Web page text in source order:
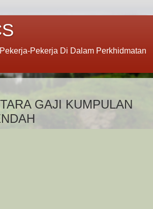
Pekerja Di Dalam Perkhidmatan
GAJI KUMPULAN